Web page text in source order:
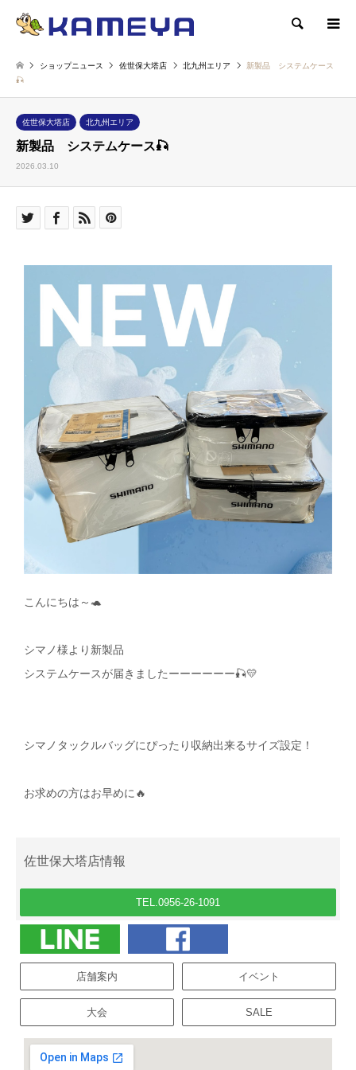
検索
ショップニュース 佐世保大塔店 北九州エリア
新製品 システムケース
🎣
佐世保大塔店 北九州エリア
新製品 システムケース🎣
2026.03.10
こんにちは～🐢
シマノ様より新製品
システムケースが届きましたーーーーーー🎣💛
シマノタックルバッグにぴったり収納出来るサイズ設定！
お求めの方はお早めに🔥
佐世保大塔店情報
TEL.0956-26-1091
店舗案内 イベント
大会 SALE